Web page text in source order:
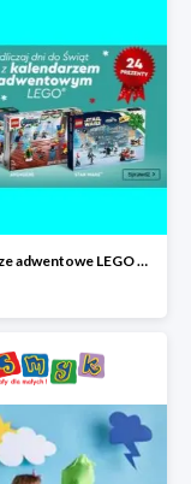
Kalendarze adwentowe LEGO w Smyku w super cenie